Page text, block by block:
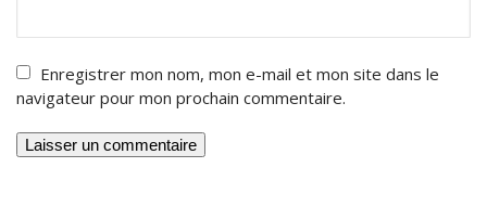
Enregistrer mon nom, mon e-mail et mon site dans le
navigateur pour mon prochain commentaire.